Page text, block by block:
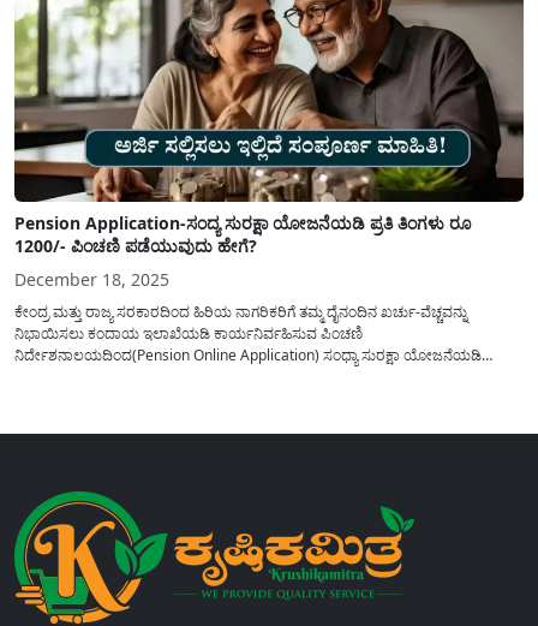
Pension Application-ಸಂದ್ಯ ಸುರಕ್ಷಾ ಯೋಜನೆಯಡಿ ಪ್ರತಿ ತಿಂಗಳು ರೂ
1200/- ಪಿಂಚಣಿ ಪಡೆಯುವುದು ಹೇಗೆ?
December 18, 2025
ಕೇಂದ್ರ ಮತ್ತು ರಾಜ್ಯ ಸರಕಾರದಿಂದ ಹಿರಿಯ ನಾಗರಿಕರಿಗೆ ತಮ್ಮ ದೈನಂದಿನ ಖರ್ಚು-ವೆಚ್ಚವನ್ನು
ನಿಭಾಯಿಸಲು ಕಂದಾಯ ಇಲಾಖೆಯಡಿ ಕಾರ್ಯನಿರ್ವಹಿಸುವ ಪಿಂಚಣಿ
ನಿರ್ದೇಶನಾಲಯದಿಂದ(Pension Online Application) ಸಂಧ್ಯಾ ಸುರಕ್ಷಾ ಯೋಜನೆಯಡಿ